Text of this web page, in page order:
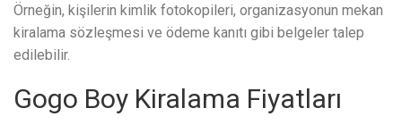
Örneğin, kişilerin kimlik fotokopileri, organizasyonun mekan
kiralama sözleşmesi ve ödeme kanıtı gibi belgeler talep
edilebilir.
Gogo Boy Kiralama Fiyatları